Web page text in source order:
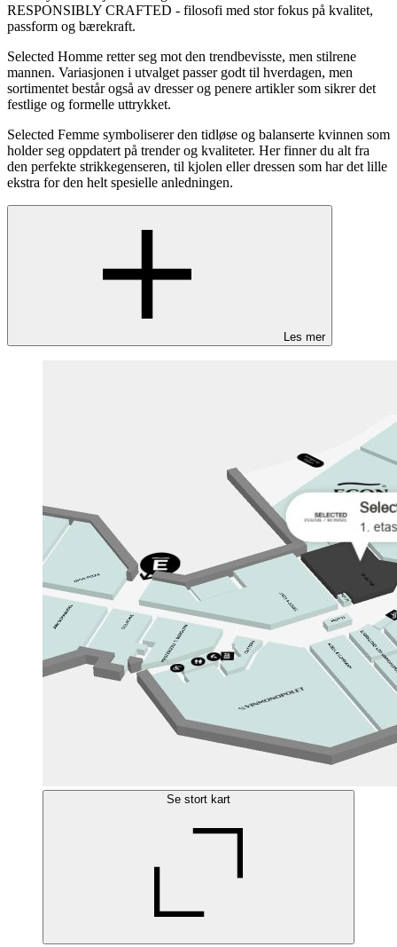
RESPONSIBLY CRAFTED - filosofi med stor fokus på kvalitet,
passform og bærekraft.
Selected Homme retter seg mot den trendbevisste, men stilrene
mannen. Variasjonen i utvalget passer godt til hverdagen, men
sortimentet består også av dresser og penere artikler som sikrer det
festlige og formelle uttrykket.
Selected Femme symboliserer den tidløse og balanserte kvinnen som
holder seg oppdatert på trender og kvaliteter. Her finner du alt fra
den perfekte strikkegenseren, til kjolen eller dressen som har det lille
ekstra for den helt spesielle anledningen.
Les mer
Se stort kart